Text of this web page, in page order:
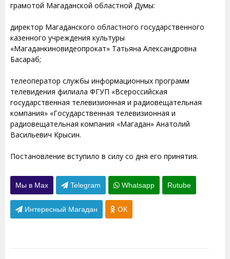
грамотой Магаданской областной Думы:
директор Магаданского областного государственного
казенного учреждения культуры
«Магаданкиновидеопрокат» Татьяна Александровна
Басараб;
телеоператор службы информационных программ
телевидения филиала ФГУП «Всероссийская
государственная телевизионная и радиовещательная
компания» «Государственная телевизионная и
радиовещательная компания «Магадан» Анатолий
Васильевич Крысин.
Постановление вступило в силу со дня его принятия.
Мы в Max Telegram Whatsapp Rutube
Интересный Магадан ОК